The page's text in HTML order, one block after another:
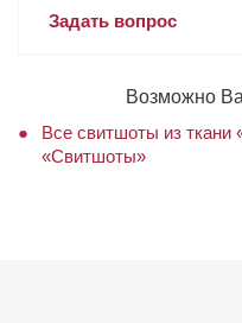
Задать вопрос
Возможно
Все свитшоты из ткани
«Свитшоты»